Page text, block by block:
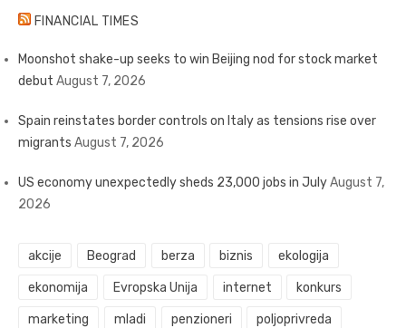
FINANCIAL TIMES
Moonshot shake-up seeks to win Beijing nod for stock market
debut August 7, 2026
Spain reinstates border controls on Italy as tensions rise over
migrants August 7, 2026
US economy unexpectedly sheds 23,000 jobs in JulyAugust 7,
2026
akcije Beograd berza biznis ekologija
ekonomija Evropska Unija internet konkurs
marketing mladi penzioneri poljoprivreda